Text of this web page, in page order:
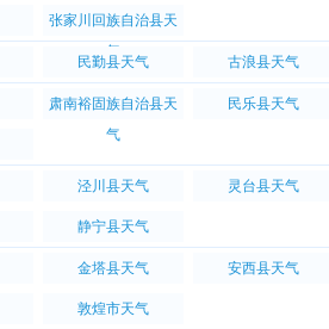
张家川回族自治县天
气
民勤县天气 古浪县天气
肃南裕固族自治县天
气
民乐县天气
泾川县天气 灵台县天气
静宁县天气
金塔县天气 安西县天气
敦煌市天气